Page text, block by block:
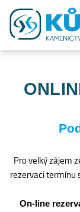
Pro velký zájem
rezervaci termínu
On-line